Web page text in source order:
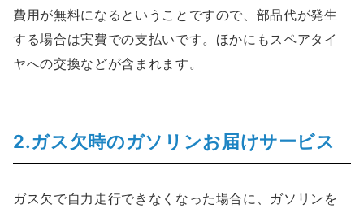
費用が無料になるということですので、部品代が発生
する場合は実費での支払いです。ほかにもスペアタイ
ヤへの交換などが含まれます。
2.ガス欠時のガソリンお届けサービス
ガス欠で自力走行できなくなった場合に、ガソリンを